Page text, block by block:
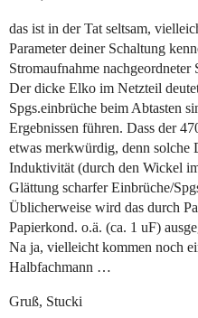
das ist in der Tat seltsam,
Parameter deiner Schaltung
Stromaufnahme nachgeordneter
Der dicke Elko im Netzteil
Spgs.einbrüche beim Abtasten
Ergebnissen führen. Dass der
etwas merkwürdig, denn solche
Induktivität (durch den Wickel
Glättung scharfer Einbrüche/
Üblicherweise wird das durch
Papierkond. o.ä. (ca. 1 uF)
Na ja, vielleicht kommen noch
Halbfachmann …
Gruß, Stucki